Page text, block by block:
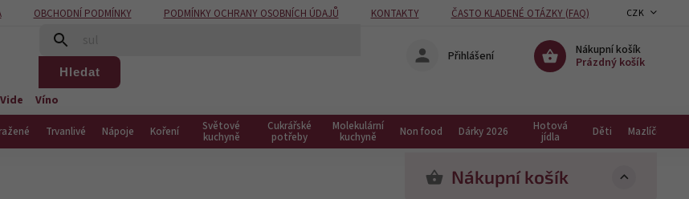
OBCHODNÍ PODMÍNKY PODMÍNKY OCHRANY OSOBNÍCH ÚDAJŮ KONTAKTY ČASTO KLADENÉ OTÁZKY (FAQ) CZK
Hledat
Nákupní košík
Prázdný košík
Přihlášení
Víno
Trvanlivé Nápoje Koření Světové
kuchyně
Cukrářské
potřeby
Molekulární
kuchyně Non food Dárky 2026 Hotová
jídla Děti Mazlíčci
Nákupní košík